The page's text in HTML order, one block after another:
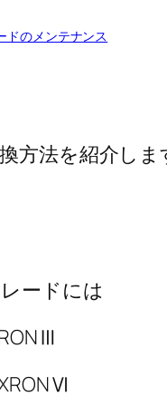
ドのメンテナンス
方法を紹介しま
ードには